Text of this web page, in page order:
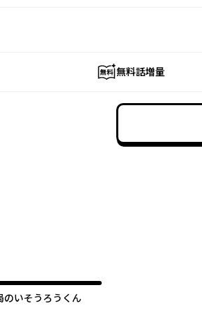
無料話増量
のいそうろうくん